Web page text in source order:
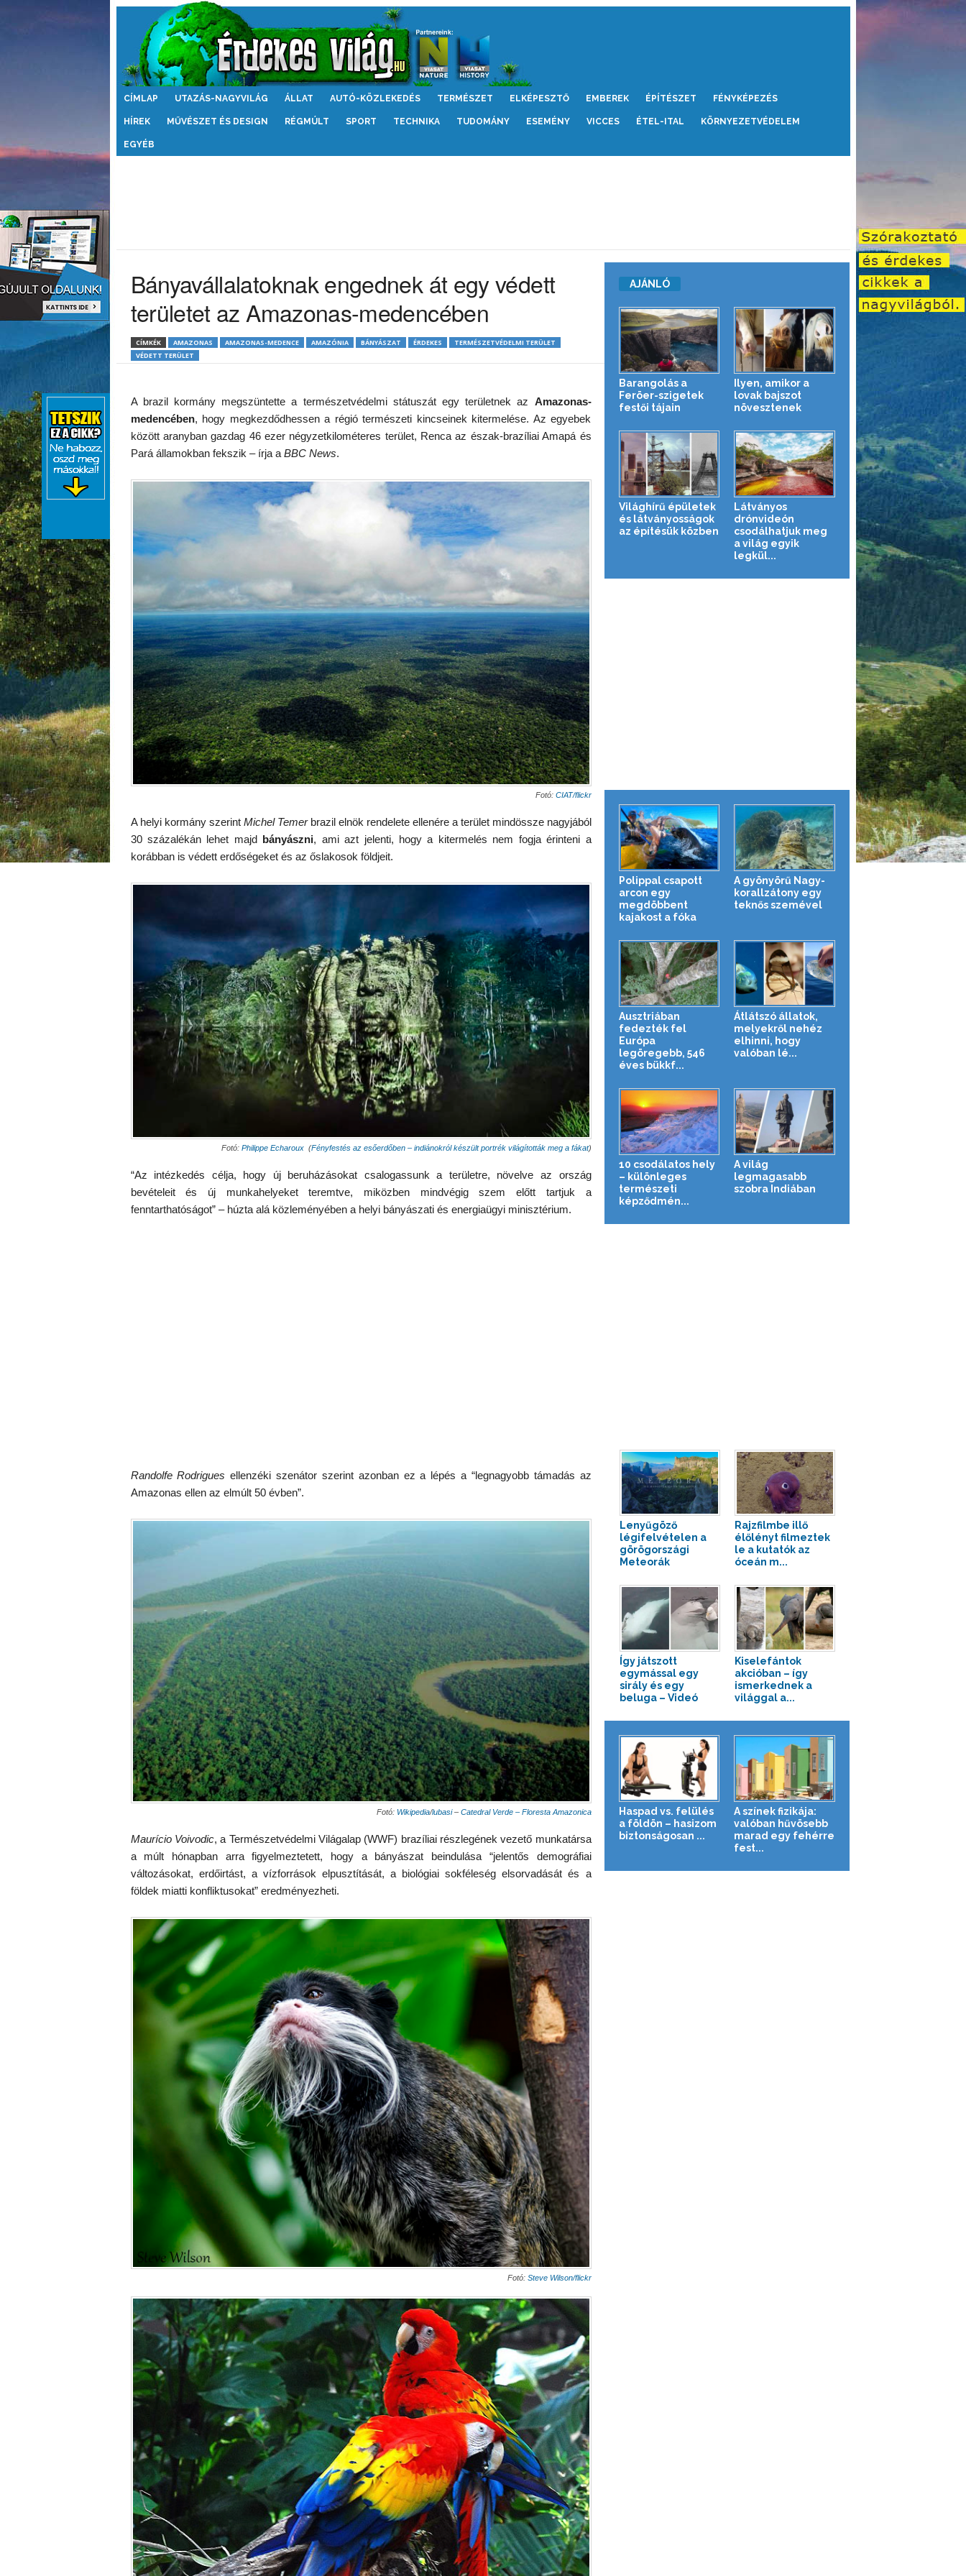
Érdekes
CÍMLAP UTAZÁS-NAGYVILÁG ÁLLAT AUTÓ-KÖZLEKEDÉS TERMÉSZET ELKÉPESZTŐ EMBEREK ÉPÍTÉSZET FÉNYKÉPEZÉS
HÍREK MŰVÉSZET ÉS DESIGN RÉGMÚLT SPORT TECHNIKA TUDOMÁNY ESEMÉNY VICCES ÉTEL-ITAL KÖRNYEZETVÉDELEM
EGYÉB
Bányavállalatoknak engednek át egy védett
területet az Amazonas-medencében
CÍMKÉK AMAZONAS AMAZONAS-MEDENCE AMAZÓNIA BÁNYÁSZAT ÉRDEKES
TERMÉSZETVÉDELMI TERÜLET
VÉDETT TERÜLET
A brazil kormány megszüntette a természetvédelmi státuszát egy területnek az Amazonas-
medencében, hogy megkezdődhessen a régió természeti kincseinek kitermelése. Az egyebek
között aranyban gazdag 46 ezer négyzetkilométeres terület, Renca az észak-brazíliai Amapá és
Pará államokban fekszik – írja a BBC News.
Fotó: CIAT/flickr
A helyi kormány szerint Michel Temerbrazil elnök rendelete ellenére a terület mindössze nagyjából
30 százalékán lehet majd bányászni, ami azt jelenti, hogy a kitermelés nem fogja érinteni a
korábban is védett erdőségeket és az őslakosok földjeit.
Fotó: Philippe Echaroux(Fényfestés az esőerdőben – indiánokról készült portrék világították meg a fákat)
“Az intézkedés célja, hogy új beruházásokat csalogassunk a területre, növelve az ország
bevételeit és új munkahelyeket teremtve, miközben mindvégig szem előtt tartjuk a
fenntarthatóságot” – húzta alá közleményében a helyi bányászati és energiaügyi minisztérium.
Randolfe Rodrigues ellenzéki szenátor szerint azonban ez a lépés a “legnagyobb támadás az
Amazonas ellen az elmúlt 50 évben”.
Fotó: Wikipedia/lubasi– Catedral Verde – Floresta Amazonica
Maurício Voivodic, a Természetvédelmi Világalap (WWF) brazíliai részlegének vezető munkatársa
a múlt hónapban arra figyelmeztetett, hogy a bányászat beindulása “jelentős demográfiai
változásokat, erdőirtást, a vízforrások elpusztítását, a biológiai sokféleség elsorvadását és a
földek miatti konfliktusokat” eredményezheti.
Fotó: Steve Wilson/flickr
AJÁNLÓ
Barangolás a
Feröer-szigetek
festői tájain
Ilyen, amikor a
lovak bajszot
növesztenek
Világhírű épületek
és látványosságok
az építésük közben
Látványos
drónvideón
csodálhatjuk meg
a világ egyik
legkül...
Polippal csapott
arcon egy
megdöbbent
kajakost a fóka
A gyönyörű Nagy-
korallzátony egy
teknős szemével
Ausztriában
fedezték fel
Európa
legöregebb, 546
éves bükkf...
Átlátszó állatok,
melyekről nehéz
elhinni, hogy
valóban lé...
10 csodálatos hely
– különleges
természeti
képződmén...
A világ
legmagasabb
szobra Indiában
Lenyűgöző
légifelvételen a
görögországi
Meteorák
Rajzfilmbe illő
élőlényt filmeztek
le a kutatók az
óceán m...
Így játszott
egymással egy
sirály és egy
beluga – Videó
Kiselefántok
akcióban – így
ismerkednek a
világgal a...
Haspad vs. felülés
a földön – hasizom
biztonságosan ...
A színek fizikája:
valóban hűvösebb
marad egy fehérre
fest...